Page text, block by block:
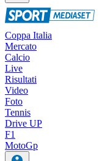
Coppa Italia
Mercato
Calcio
Live
Risultati
Video
Foto
Tennis
Drive UP
F1
MotoGp